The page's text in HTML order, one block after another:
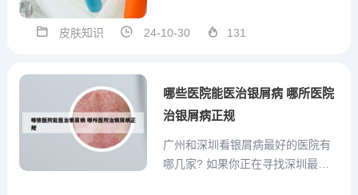
叶蔬菜。和含有维生素b29丰富的食
果类：牛皮癣患者忌吃如生姜、芫
皮肤知识 24-10-30 131
哪些医院能医治银屑病 哪所医院
治银屑病正规
广州和深圳看银屑病最好的医院有
哪几家? 如果你正在寻找深圳最好